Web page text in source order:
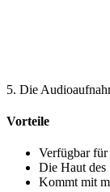
5. Die
Vorteile
Verfügbar für
Die Haut des
Kommt mit